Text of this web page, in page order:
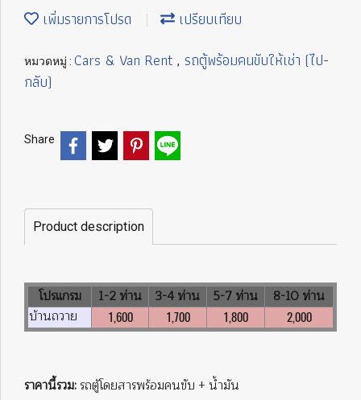
เพิ่มรายการโปรด เปรียบเทียบ
หมวดหมู่ : Cars & Van Rent , รถตู้พร้อมคนขับให้เช่า (ไป-
กลับ)
Share
Product description
โปรแกรม 1-2 ท่าน 3-4 ท่าน 5-7 ท่าน
8-10 ท่าน
บ้านถวาย
1,600 1,700 1,800 2,000
ราคานี้รวม: รถตู้โดยสารพร้อมคนขับ + น้ำมัน